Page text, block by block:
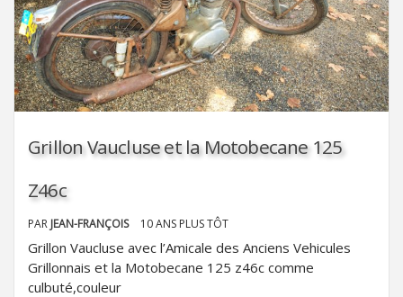
Grillon Vaucluse et la Motobecane 125
Z46c
PAR JEAN-FRANÇOIS 10 ANS PLUS TÔT
Grillon Vaucluse avec l’Amicale des Anciens Vehicules
Grillonnais et la Motobecane 125 z46c comme
culbuté,couleur